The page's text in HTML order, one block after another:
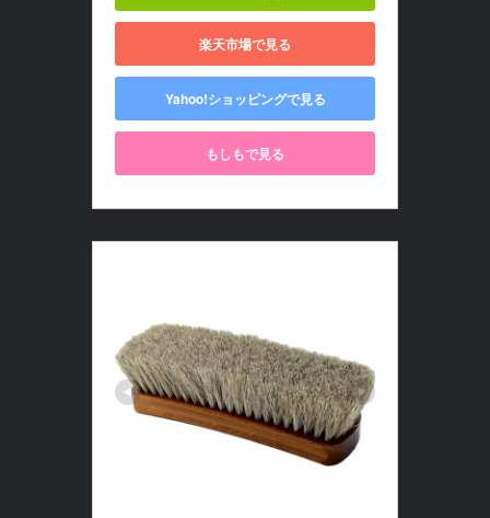
楽天市場で見る
Yahoo!ショッピングで見る
もしもで見る